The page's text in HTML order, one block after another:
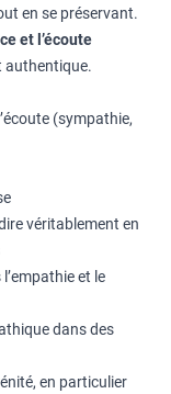
en se préservant.
et l’écoute
authentique.
(sympathie,
véritablement en
et le
dans des
en particulier